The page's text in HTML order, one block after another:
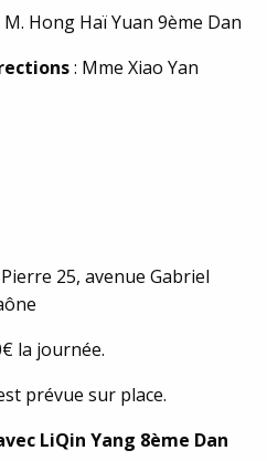
M. Hong Haï Yuan 9ème Dan
: Mme Xiao Yan
25, avenue Gabriel
la journée.
prévue sur place.
LiQin Yang 8ème Dan